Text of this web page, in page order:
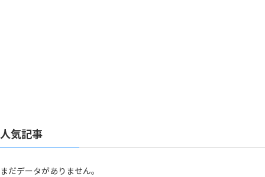
人気記事
まだデータがありません。